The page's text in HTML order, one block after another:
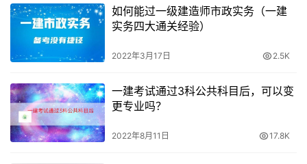
如何能过一级建造师市政实务（一建
实务四大通关经验）
2022年3月17日 2.5K
一建考试通过3科公共科目后，可以变
更专业吗？
2022年8月11日 17.8K